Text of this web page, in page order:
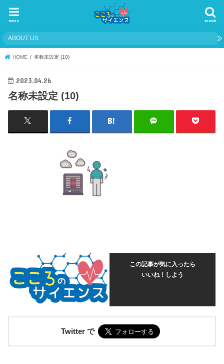
search
menu
ABOUT US
HOME 名称未設定 (10)
2023.04.26
名称未設定 (10)
この記事が気に入ったら
いいね！しよう
Twitter で